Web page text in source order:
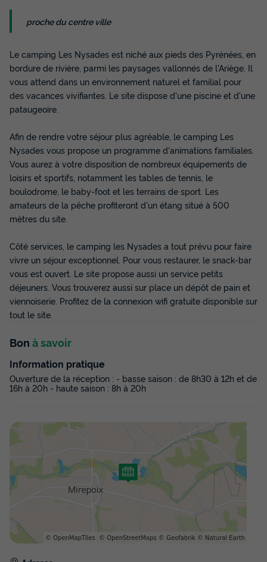
proche du centre ville
Le camping Les Nysades est niché aux pieds des Pyrénées, en
bordure de rivière, parmi les paysages vallonnés de l'Ariège. Il
vous attend dans un environnement naturel et familial pour
des vacances vivifiantes. Le site dispose d'une piscine et d'une
pataugeoire.
Afin de rendre votre séjour plus agréable, le camping Les
Nysades vous propose un programme d'animations familiales.
Vous aurez à votre disposition de nombreux équipements de
loisirs et sportifs, notamment les tables de tennis, le
boulodrome, le baby-foot et les terrains de sport. Les
amateurs de la pêche profiteront d'un étang situé à 500
mètres du site.
Côté services, le camping les Nysades a tout prévu pour faire
vivre un séjour exceptionnel. Pour vous restaurer, le snack-bar
vous est ouvert. Le site propose aussi un service petits
déjeuners. Vous trouverez aussi sur place un dépôt de pain et
viennoiserie. Profitez de la connexion wifi gratuite disponible sur
tout le site.
Bon à savoir
Information pratique
Ouverture de la réception : - basse saison : de 8h30 à 12h et de
16h à 20h - haute saison : 8h à 20h